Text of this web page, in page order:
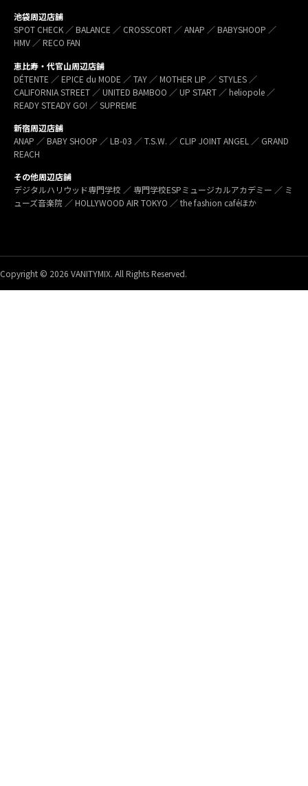
池袋周辺店舗
SPOT CHECK ／ BALANCE ／ CROSSCORT ／ ANAP ／ BABYSHOOP ／
HMV ／ RECO FAN
恵比寿・代官山周辺店舗
DÉTENTE ／ EPICE du MODE ／ TAY ／ MOTHER LIP ／ STYLES ／
CALIFORNIA STREET ／ UNITED BAMBOO ／ UP START ／ heliopole ／
READY STEADY GO! ／ SUPREME
新宿周辺店舗
ANAP ／ BABY SHOOP ／ LB-03 ／ T.S.W. ／ CLIP JOINT ANGEL ／ GRAND
REACH
その他周辺店舗
デジタルハリウッド専門学校 ／ 専門学校ESPミュージカルアカデミー ／ ミ
ューズ音楽院 ／ HOLLYWOOD AIR TOKYO ／ the fashion caféほか
Copyright © 2026 VANITYMIX. All Rights Reserved.